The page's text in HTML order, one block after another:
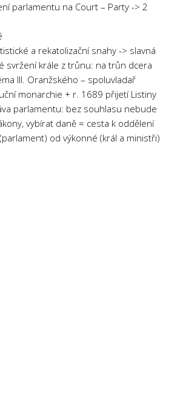
parlamentu na Court – Party -> 2
a rekatolizační snahy -> slavná
svržení krále z trůnu: na trůn dcera
III. Oranžského – spoluvladař
monarchie + r. 1689 přijetí Listiny
parlamentu: bez souhlasu nebude
vybírat daně = cesta k oddělení
od výkonné (král a ministři)